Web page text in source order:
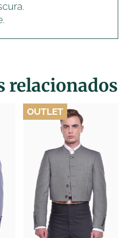
relacionados
OUTLET